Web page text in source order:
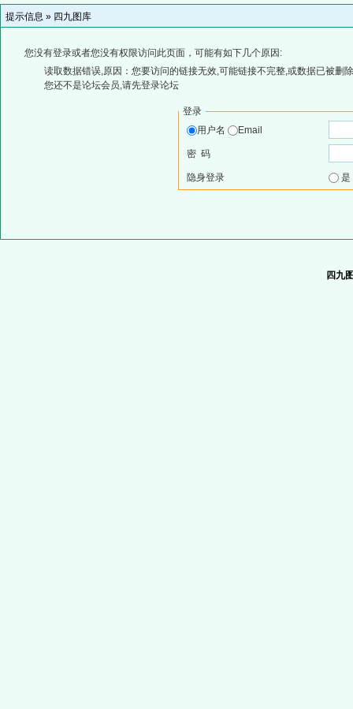
提示信息 » 四九图库
您没有登录或者您没有权限访问此页面，可能有如下几个原因:
读取数据错误,原因：您要访问的链接无效,可能链接不完整,或数据已被删
您还不是论坛会员,请先登录论坛
登录
用户名
Email
密 码
隐身登录
四九